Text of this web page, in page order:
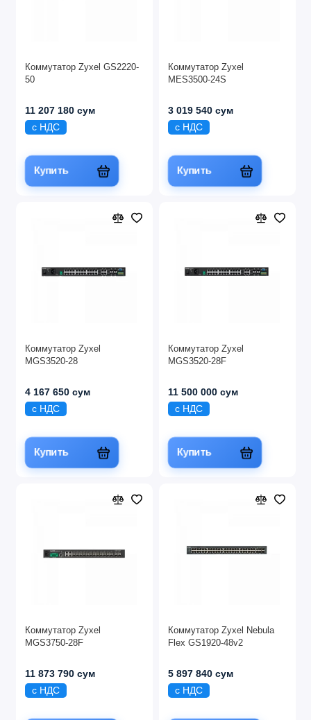
Коммутатор Zyxel GS2220-
50
11 207 180 сум
с НДС
Купить
Коммутатор Zyxel
MES3500-24S
3 019 540 сум
с НДС
Купить
Коммутатор Zyxel
MGS3520-28
4 167 650 сум
с НДС
Купить
Коммутатор Zyxel
MGS3520-28F
11 500 000 сум
с НДС
Купить
Коммутатор Zyxel
MGS3750-28F
11 873 790 сум
с НДС
Коммутатор Zyxel Nebula
Flex GS1920-48v2
5 897 840 сум
с НДС